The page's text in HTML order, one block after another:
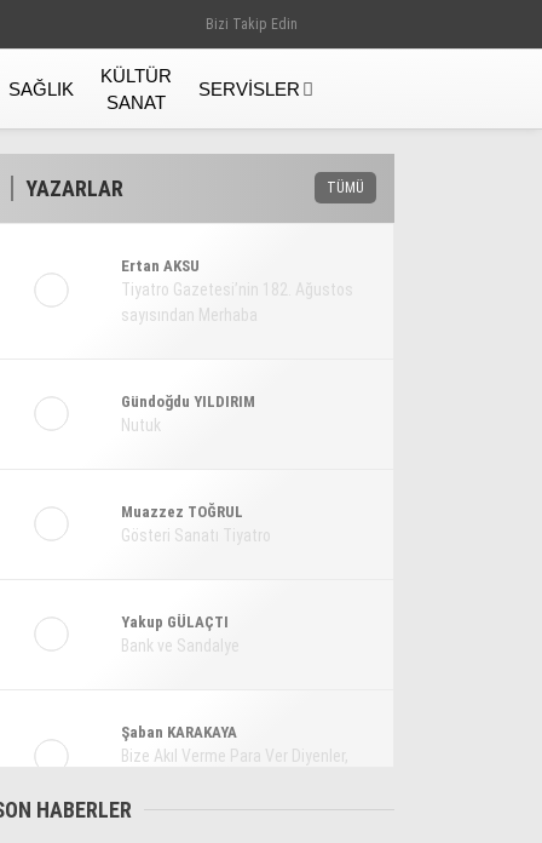
Teknoloji
Bizi Takip Edin
SAĞLIK
KÜLTÜR
SANAT
SERVISLER
YAZARLAR TÜMÜ
Ertan AKSU
Tiyatro Gazetesi’nin 182. Ağustos
sayısından Merhaba
Gündoğdu YILDIRIM
Nutuk
Muazzez TOĞRUL
Gösteri Sanatı Tiyatro
Yakup GÜLAÇTI
Bank ve Sandalye
Şaban KARAKAYA
Bize Akıl Verme Para Ver Diyenler,
HABERLER